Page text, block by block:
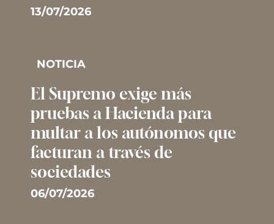
13/07/2026
NOTICIA
El Supremo exige más
pruebas a Hacienda para
multar a los autónomos que
facturan a través de
sociedades
06/07/2026